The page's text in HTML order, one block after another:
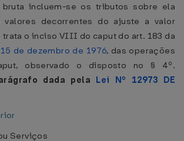
incluem-se os tributos sobre ela
decorrentes do ajuste a valor
trata o inciso VIII do caput do art. 183 da
de dezembro de 1976, das operações
observado o disposto no § 4º.
dada pela Lei Nº 12973 DE
Serviços